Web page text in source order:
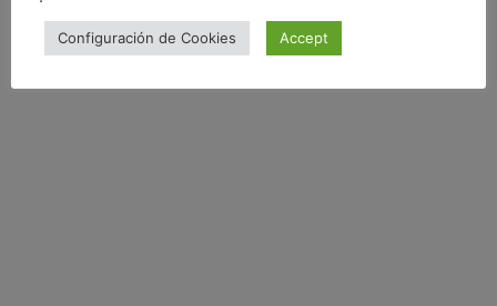
Toyota GR Yaris Rally2 (en la categoría WRC2)
Configuración de Cookies Accept